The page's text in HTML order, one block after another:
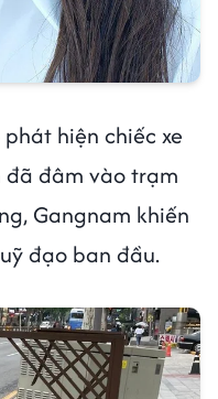
hiện chiếc xe
đâm vào trạm
Gangnam khiến
đạo ban đầu.